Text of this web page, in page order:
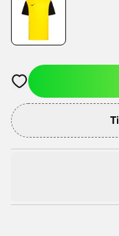
Åbner en Modal til at